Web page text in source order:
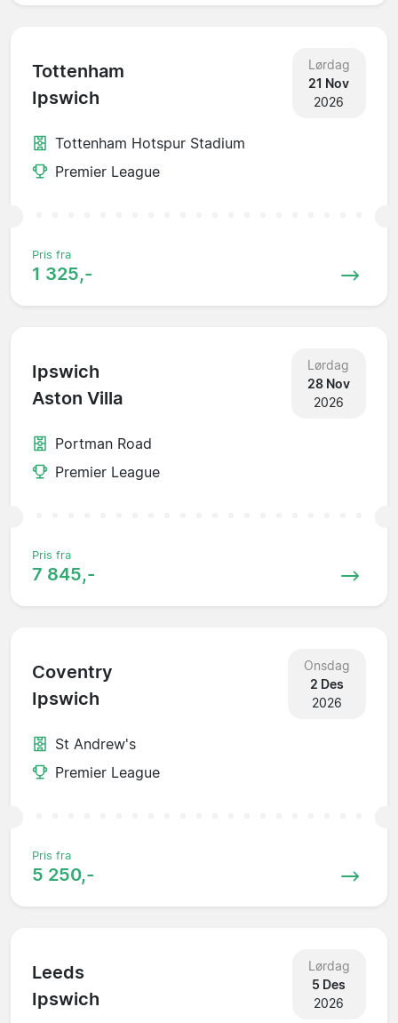
Tottenham
Ipswich
Lørdag
21 Nov
2026
Tottenham Hotspur Stadium
Premier League
Pris fra
1 325,-
Ipswich
Aston Villa
Lørdag
28 Nov
2026
Portman Road
Premier League
Pris fra
7 845,-
Coventry
Ipswich
Onsdag
2 Des
2026
St Andrew's
Premier League
Pris fra
5 250,-
Leeds
Ipswich
Lørdag
5 Des
2026